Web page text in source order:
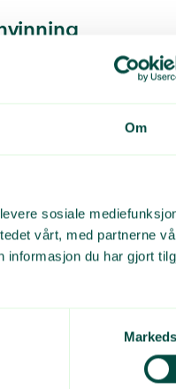
Om
sosiale
vårt, med partnerne
informasjon du har gjort
innsamlet norsk
Østfold. Her blir
plasten blir sendt
matrester og
sammen med